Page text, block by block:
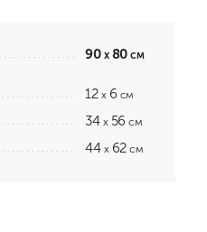
90 x80 см
12 x 6 см
34 x 56 см
44 x 62 см